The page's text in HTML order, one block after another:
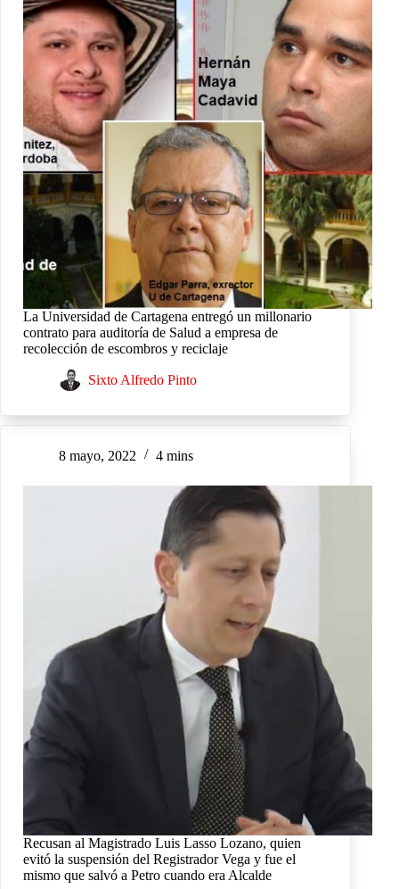
La Universidad de Cartagena entregó un millonario
contrato para auditoría de Salud a empresa de
recolección de escombros y reciclaje
Sixto Alfredo Pinto
8 mayo, 2022 4 mins
Recusan al Magistrado Luis Lasso Lozano, quien
evitó la suspensión del Registrador Vega y fue el
mismo que salvó a Petro cuando era Alcalde